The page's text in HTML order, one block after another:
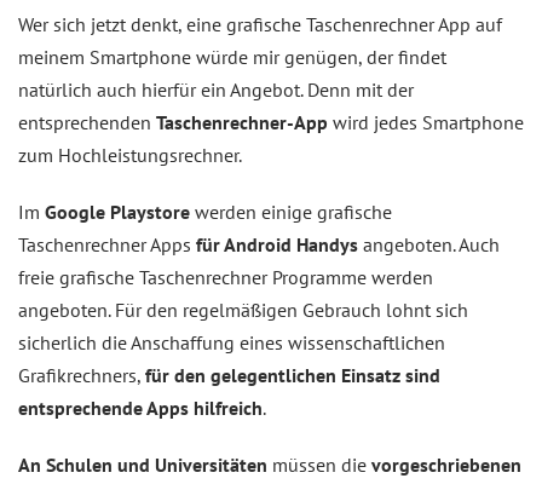
Wer sich jetzt denkt, eine grafische Taschenrechner App auf
meinem Smartphone würde mir genügen, der findet
natürlich auch hierfür ein Angebot. Denn mit der
entsprechenden Taschenrechner-App wird jedes Smartphone
zum Hochleistungsrechner.
Im Google Playstore werden einige grafische
Taschenrechner Apps für Android Handys angeboten. Auch
freie grafische Taschenrechner Programme werden
angeboten. Für den regelmäßigen Gebrauch lohnt sich
sicherlich die Anschaffung eines wissenschaftlichen
Grafikrechners, für den gelegentlichen Einsatz sind
entsprechende Apps hilfreich.
An Schulen und Universitäten müssen die vorgeschriebenen